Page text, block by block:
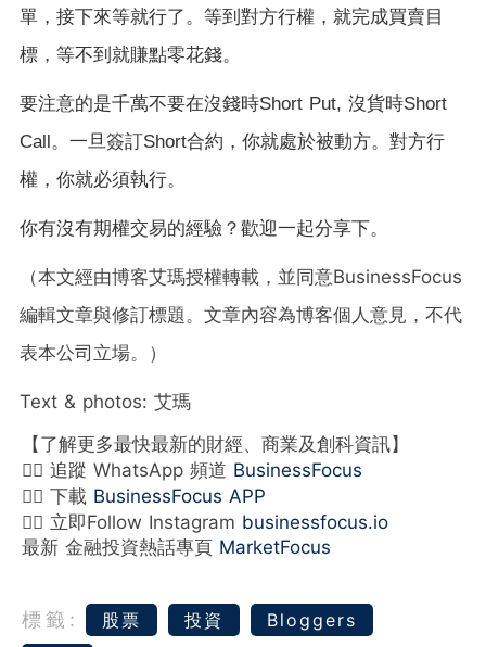
單，接下來等就行了。等到對方行權，就完成買賣目
標，等不到就賺點零花錢。
要注意的是千萬不要在沒錢時Short Put, 沒貨時Short
Call。一旦簽訂Short合約，你就處於被動方。對方行
權，你就必須執行。
你有沒有期權交易的經驗？歡迎一起分享下。
（本文經由博客艾瑪授權轉載，並同意BusinessFocus
編輯文章與修訂標題。文章內容為博客個人意見，不代
表本公司立場。）
Text & photos: 艾瑪
【了解更多最快最新的財經、商業及創科資訊】
👉🏻 追蹤 WhatsApp 頻道 BusinessFocus
👉🏻 下載 BusinessFocus APP
👉🏻 立即Follow Instagram businessfocus.io
最新 金融投資熱話專頁 MarketFocus
標籤: 股票 投資
Bloggers